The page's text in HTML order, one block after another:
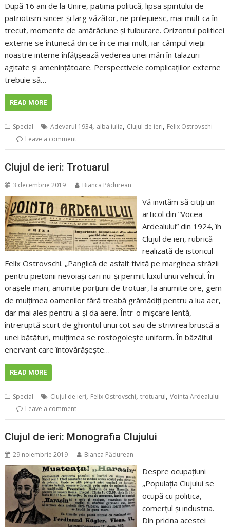
După 16 ani de la Unire, patima politică, lipsa spiritului de
patriotism sincer și larg văzător, ne prilejuiesc, mai mult ca în
trecut, momente de amărăciune și tulburare. Orizontul politicei
externe se întunecă din ce în ce mai mult, iar câmpul vieții
noastre interne înfățișează vederea unei mări în talazuri
agitate și amenințătoare. Perspectivele complicațiilor externe
trebuie să…
READ MORE
Special Adevarul 1934, alba iulia, Clujul de ieri, Felix Ostrovschi
Leave a comment
Clujul de ieri: Trotuarul
3 decembrie 2019 Bianca Pădurean
Vă invităm să citiți un
articol din ”Vocea
Ardealului” din 1924, în
Clujul de ieri, rubrică
realizată de istoricul
Felix Ostrovschi. „Panglică de asfalt tivită pe marginea străzii
pentru pietonii nevoiași cari nu-și permit luxul unui vehicul. În
orașele mari, anumite porțiuni de trotuar, la anumite ore, gem
de mulțimea oamenilor fără treabă grămădiți pentru a lua aer,
dar mai ales pentru a-și da aere. Într-o mișcare lentă,
întreruptă scurt de ghiontul unui cot sau de strivirea bruscă a
unei bătături, mulțimea se rostogolește uniform. În bâzâitul
enervant care întovărășește…
READ MORE
Special Clujul de ieri, Felix Ostrovschi,trotuarul,Vointa Ardealului
Leave a comment
Clujul de ieri: Monografia Clujului
29 noiembrie 2019 Bianca Pădurean
Despre ocupațiuni
„Populația Clujului se
ocupă cu politica,
comerțul și industria.
Din pricina acestei